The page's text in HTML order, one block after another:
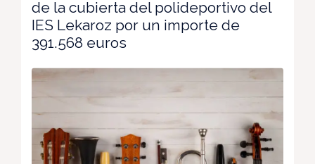
de la cubierta del polideportivo del
IES Lekaroz por un importe de
391.568 euros